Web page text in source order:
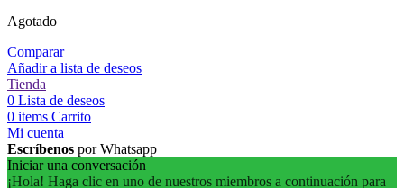
Agotado
Comparar
Añadir a lista de deseos
Tienda
0 Lista de deseos
0 items Carrito
Mi cuenta
Escríbenos por Whatsapp
Iniciar una conversación
¡Hola! Haga clic en uno de nuestros miembros a continuación para